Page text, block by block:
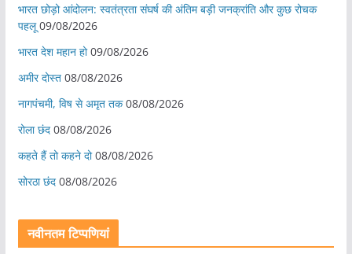
भारत छोड़ो आंदोलन: स्वतंत्रता संघर्ष की अंतिम बड़ी जनक्रांति और कुछ रोचक
पहलू 09/08/2026
भारत देश महान हो 09/08/2026
अमीर दोस्त 08/08/2026
नागपंचमी, ​विष से अमृत तक 08/08/2026
रोला छंद 08/08/2026
कहते हैं तो कहने दो 08/08/2026
सोरठा छंद 08/08/2026
नवीनतम टिप्पणियां